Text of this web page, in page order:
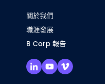
關於我們
職涯發展
B Corp 報告